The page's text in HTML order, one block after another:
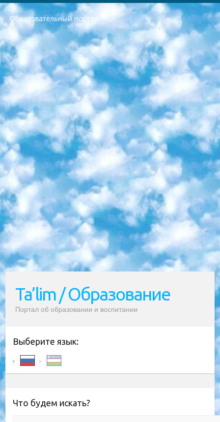
Образовательный портал
РЕСПУБЛИКА УЗБЕКИСТАН МИНИСТРЕРСТВО ДОШКОЛЬНОГО И ШКОЛЬНОГО ОБРАЗОВАНИЯ КОМАНДА в общеобразовательных учреждениях в 2023-2024 учебном году организация и проведение итоговой государственной аттестации обучающихся о Министра дошкольного и школьного образования Республики Узбекистан от 4 марта 2008 года (постановлением Минюста от 20 марта 2008 года № 1778 государственной регистрации) «Итоговое состояние учащихся общего среднего образования на основании положения об утверждении положения об аттестации общего среднего образования выпускной экзамен студентов в образовательных учреждениях в 2023-2024 учебном году В целях организации и прохождения аттестации приказываю: 1. Следующее: перечень предметов, по которым будет проводиться итоговая государственная аттестация и экзамен формы перевода согласно приложению 1; сертификаты международного образца, оценивающие уровень владения иностранными языками перечень согласно приложению 2; 2. Педагогический при специализированных образовательных учреждениях. научно-практический центр квалификации и международной оценки (Д.Давидова) 2024 г. До 25 марта: задания по предметам, по которым будет проводиться итоговая аттестация разработка и утверждение технических условий; итоговая аттестация на основании разработанного предметного задания разработка вопросов по предметам (устно и письменно), экзамен передача; общеобразовательные средние школы и специальные учебные заведения учащиеся выпускных классов школ и интернатов в агентской системе подготовка базы данных экзаменационных материалов и критериев оценки; перевод базы экзаменационных материалов на все языки обучения подать в Республиканский образовательный центр для изготовления; варианты экзаменов на основе разработанных контрольных материалов пусть будут поставлены задачи формирования. 3. Республиканский образовательный центр (Ш.Худайкулов) до 5 апреля 2024 года. до: база данных предоставленных экзаменационных материалов на все языки обучения перевод и экспертиза; для слепых, слабовидящих, глухих, слабослышащих и умственно отсталых детей учащиеся выпускных классов специализированных школ и школ-интернатов база данных экзаменационных материалов на всех преподаваемых языках подготовка критериев оценки; специализированные школы для умственно отсталых детей и технологии для учащихся выпускных классов школ-интернатов разработка соответствующих рекомендаций и критериев проведения ЕГЭ по естествознанию давать задания. 4. Педагогический при специализированных образовательных учреждениях. Научно-практический центр навыков и международной оценки (Д.Давидова), Республика образовательный центр (Худайкулов Ш.) итоговый государственный аттестационный экзамен ориентирован на творческое и логическое мышление при подготовке базы материалов учитывать введение заданий. 5. Следует отметить, что: сертификат государственного образца о знании общеобразовательного предмета и как минимум национальный уровень B1 по предметам на иностранных языках, указанным в Приложении 2. или международно признанный сертификат эквивалентного уровня студенты, изучающие определенный предмет, освобождаются от экзамена; по соответствующим предметам запланирована итоговая государственная аттестация за день до дня, путем жеребьевки Рабочей группой (в письменной форме по предметам, проводимым в форме) из числа сформированных вариантов выбрано 2 варианта; 2 выбранных варианта экзамена анонсированы на официальном сайте министерства и все выпускники по всей стране на основе этих вариантов проводит итоговую государственную аттестацию. 6. Государственное образование учащихся средних общеобразовательных учреждений. знания в соответствии с квалификационными требованиями, которые необходимо приобрести на основании стандартов итоговый (выпускной) контроль для 9 и 11 классов в целях тестирования Экзамены (далее – экзамены) состоят из предметов, перечисленных в приложении 1. будет сделано. 7. Экзамены пройдут с 26 мая по 15 июня 2024 г. (кроме науки физического воспитания). 8. Физическая для учащихся 9 классов общесредних образовательных учреждений. Экзамены по предмету «Образование, квалификация медицина» 1-6 мая 2024 года. сотрудники перевести под присмотр (с отклонениями в физическом или умственном развитии) специализированная школа для детей, школы-интернаты и со сколиозом школы-интернаты санаторного типа для больных детей исключены). 9. Он был слепым, слабовидящим и имел нарушения опорно-двигательного аппарата. экзамены в специализированных школах и интернатах для детей должны проводиться исходя из требований, предъявляемых к общеобразовательным учреждениям (физкультура кроме науки). 10. Специализированная школа для глухих и слабослышащих детей. и экзамены в интернатах и быть реализован в виде письменного теста по математике. 11. Специальность для умственно отсталых детей. Для 9 класса Родной язык и литературное письмо Государственный язык (язык обучения – узбекский). для неклассов) написано Математическое письмо Письменная/устная история Узбекистана Физическое воспитание практично Итоговый контроль Для 11 класса Написание родного языка и литературы (эссе) Математическое письмо Узбекский язык (обучение на узбекском языке) не посещающее общее среднее образование для учреждений)/Образовательное учреждение выбор письменный и устный Иностранный язык письменный/устный Письменная/устная история Узбекистана *По выбору студента:  Химия  Физика  Основы государственного права  География 10 бесплатных образовательных ресурсов - Мы составили подборку онлайн-проектов с интерактивными упражнениями, видеолекциями и статьями. Они помогут вам обрести новые и освежить старые знания бесплатно. 1. «ИНТУИТ» Старейшая образовательная площадка Рунета. Здесь вы найдёте сотни текстовых и видеокурсов на десятки различных тем — от программирования до психологии. Многие курсы подготовлены российскими университетами и крупными международными компаниями вроде Intel и Microsoft. Самостоятельное обучение бесплатное, но желающие могут оплатить услуги персональных наставников. 2. «Смартия» знакомит с актуальными профессиями и подсказывает, как им обучаться. Выбрав заинтересовавшую вас специальность — SMM-специалист, фотограф, веб-дизайнер или другую, — увидите список необходимых для неё умений. Чтобы вы могли освоить их самостоятельно, для каждого умения площадка отображает подборку ссылок на учебные материалы. Хотя «Смартия» ориентируется на русскоязычную аудиторию, часть контента всё же доступна только на английском. 3. «Лекторий Физтеха» Проект Московского физико-технического института (Физтеха). С его помощью вы можете смотреть онлайн серии лекций, записанные на видео в этом вузе. В числе доступных предметов — физика, биология, химия, информационные технологии и другие. К некоторым лекциям администрация ресурса прилагает готовые конспекты, которые можно скачивать в PDF-формате. 4. ITMOcourses Онлайн-площадка Санкт-Петербургского национального исследовательского университета информационных технологий, механики и оптики (ИТМО). Ресурс предоставляет свободный доступ к курсам, разработанным в этом вузе. Каталог материалов разбит на четыре категории: «Оптические системы и технологии», «Приборостроение и робототехника», «Информационные технологии» и «Биотехнологии». Курсы состоят из видеолекций, интерактивных демонстраций и заданий. 5. «КиберЛенинка» Электронная научная библиотека открытого доступа. Каталог площадки регулярно обрастает текстами статей из различных научных изданий. Сгруппированные по журналам и рубрикам публикации можно читать онлайн или скачивать целиком в PDF-формате. Проект нацелен на популяризацию науки за счёт открытого доступа к качественной информации. 6. «ПостНаука» На этом ресурсе публикуют подборки видеолекций, составленные экспертами из разных отраслей и объединённые общими темами. Среди них, к примеру, есть серии «Биоинформатика и геномика», «Культура средневековой Скандинавии» и Cinema Studies о теории кино. Каждая подборка лекций — логически связанная история, рассказанная экспертом от первого лица. Кроме того, на сайте появляются научно-образовательные статьи и тесты на разные темы. 7. «Newочём» Команда проекта «Newочём» отбирает самые интересные тексты из англоязычных СМИ и переводит те из них, за которые голосуют участники сообщества «ВКонтакте». По большей части это научно-популярные статьи. Редакторы придумывают лишь заголовки, в остальном содержание переводов соответствует оригиналам. Полные тексты можно читать прямо в социальной сети. 8. InternetUrok Онлайн-база материалов по основным дисциплинам школьной программы. Информация на сайте структурирована по классам, предметам и темам (урокам). Каждый урок состоит из видеолекций и конспектов. Есть также интерактивные тренажёры и тесты для закрепления пройденного материала. Даже если вы давно окончили школу, возможность повторить программу старших классов всегда может пригодиться. 9. Edutainme Ещё один ресурс об образовании. В отличие от Newtonew, как мне кажется, Edutainme больше ориентируется на представителей индустрии: педагогов, предпринимателей, разработчиков образовательных проектов. Но и любой, кто просто стремится к саморазвитию, найдёт на сайте много полезного и интересного для себя. Например, информацию о новых курсах и образовательных сервисах. 10. Newtonew Онлайн-медиа об образовании и обучении в широком смысле. Авторы Newtonew пишут об инструментах, заведениях, тактиках и стратегиях, которые помогают учить других и получать новые знания самостоятельно. На этой площадке вы найдёте новости, обзоры, аналитические мат
Ta’lim / Образование
Портал об образовании и воспитании
Выберите язык:
Что будем искать?